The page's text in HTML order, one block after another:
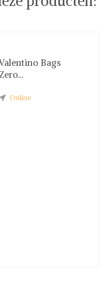
Bags
Zero...
Online